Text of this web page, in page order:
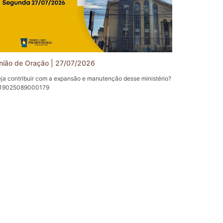
(32) 99150-0981
de Oração | 27/07/2026
contribuir com a expansão e manutenção desse ministério?